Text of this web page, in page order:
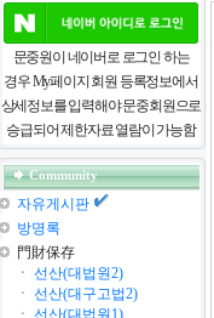
문중원이 네이버로 로그인 하는
경우 My페이지 회원 등록정보에서
상세정보를 입력해야 문중회원으로
승급되어 제한자료 열람이 가능함
Community
자유게시판
방명록
門財保存
ㆍ 선산(대법원2)
ㆍ 선산(대구고법2)
ㆍ 선산(대법원1)